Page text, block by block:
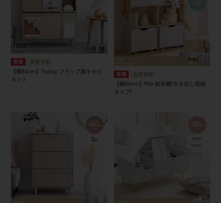
【幅81cm】Tonny フラップ扉キャビ
ネット
【幅84cm】Pila 絵本棚(引き出し収納
タイプ)